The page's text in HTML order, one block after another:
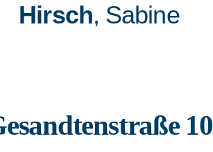
Hirsch, Sabine
10